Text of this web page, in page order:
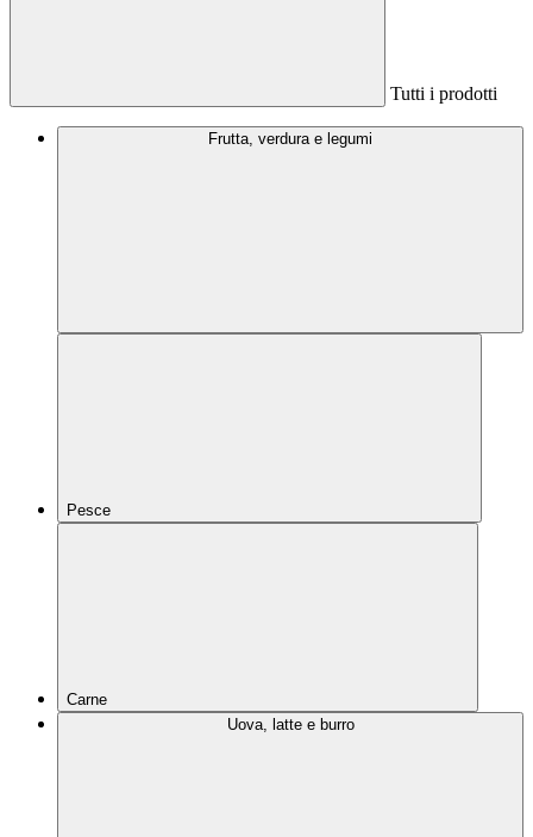
Tutti i prodotti
Frutta, verdura e legumi
Pesce
Carne
Uova, latte e burro